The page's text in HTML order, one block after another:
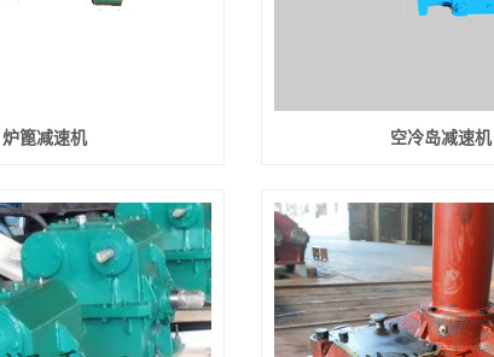
炉篦减速机 空冷岛减速机